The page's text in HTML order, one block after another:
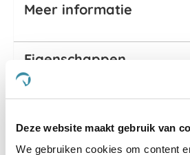
Deze website maakt gebruik van
We gebruiken cookies om content
Meer informatie
Eigenschappen